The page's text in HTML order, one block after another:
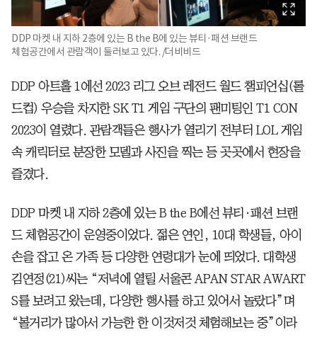
DDP 마켓 내 지하 2층에 있는 B the B에 있는 뷰티·패션 브랜드
체험공간에서 관람객이 둘러보고 있다. /더비비드
DDP 아트홀 1에선 2023 리그 오브 레전드 월드 챔피언십(롤
드컵) 우승을 차지한 SK T1 게임 구단의 팬미팅인 T1 CON
2023이 열렸다. 관람객들은 행사가 열리기 전부터 LOL 게임
속 캐릭터로 분장한 모델과 사진을 찍는 등 곳곳에서 현장을
즐겼다.
DDP 마켓 내 지하 2층에 있는 B the B에선 뷰티·패션 브랜
드 체험공간이 운영중이었다. 젊은 연인, 10대 학생들, 아이
손을 잡고 온 가족 등 다양한 연령대가 눈에 띄었다. 대학생
김연정(21)씨는 “저녁에 열릴 서울콘 APAN STAR AWART
S를 보려고 왔는데, 다양한 행사를 하고 있어서 놀랐다”며
“볼거리가 많아서 가능한 한 이것저것 체험해보는 중”이라